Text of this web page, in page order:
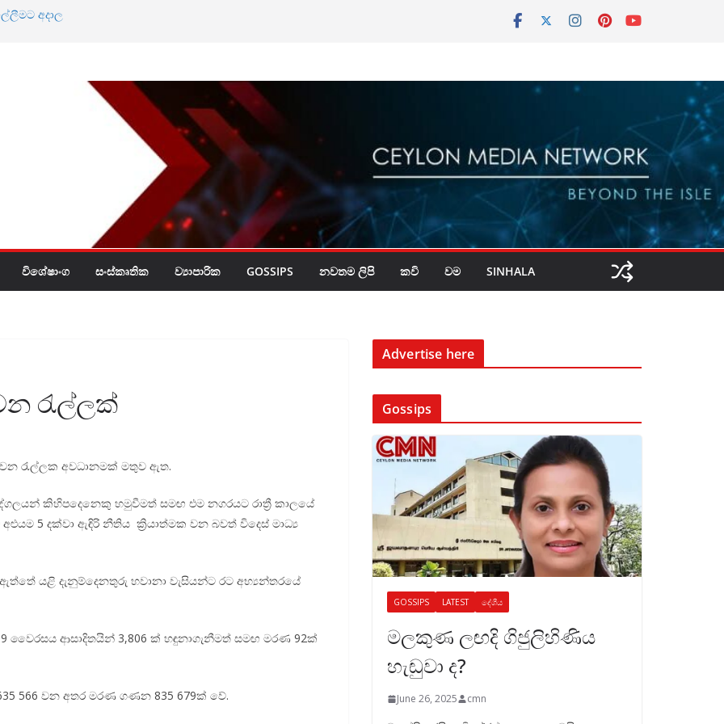
අදාල
විශේෂාංග සංස්කෘතික ව්‍යාපාරික GOSSIPS නවතම ලිපි කවි වම SINHALA
රැල්ලක්
රැල්ලක අවධානමක් මතුව ඇත.
කිහිපදෙනෙකු හමුවීමත් සමඟ එම නගරයට රාත්‍රී කාලයේ
5 දක්වා ඇඳිරි නීතිය ක්‍රියාත්මක වන බවත් විදෙස් මාධ්‍ය
යළි දැනුම්දෙනතුරු හවානා වැසියන්ට රට අභ්‍යන්තරයේ
වෛරසය ආසාදිතයින් 3,806 ක් හඳුනාගැනීමත් සමඟ මරණ 92ක්
566 වන අතර මරණ ගණන 835 679ක් වේ.
Advertise here
Gossips
GOSSIPS LATEST දේශීය
මලකුණ ලඟදි ගිජුලිහිණිය
හැඬුවා ද?
June 26, 2025 cmn